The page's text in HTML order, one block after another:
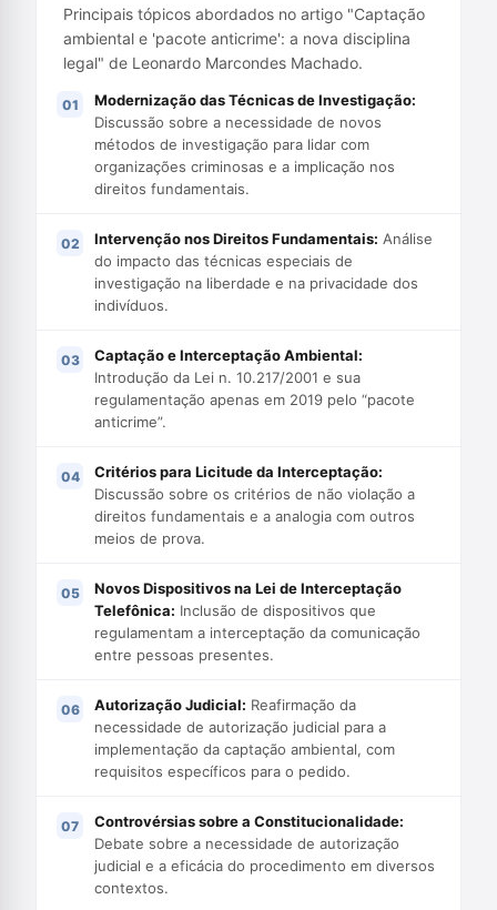
Principais tópicos abordados no artigo "Captação
ambiental e 'pacote anticrime': a nova disciplina
legal" de Leonardo Marcondes Machado.
Modernização das Técnicas de Investigação:
Discussão sobre a necessidade de novos
métodos de investigação para lidar com
organizações criminosas e a implicação nos
direitos fundamentais.
Intervenção nos Direitos Fundamentais: Análise
do impacto das técnicas especiais de
investigação na liberdade e na privacidade dos
indivíduos.
Captação e Interceptação Ambiental:
Introdução da Lei n. 10.217/2001 e sua
regulamentação apenas em 2019 pelo “pacote
anticrime”.
Critérios para Licitude da Interceptação:
Discussão sobre os critérios de não violação a
direitos fundamentais e a analogia com outros
meios de prova.
Novos Dispositivos na Lei de Interceptação
Telefônica: Inclusão de dispositivos que
regulamentam a interceptação da comunicação
entre pessoas presentes.
Autorização Judicial: Reafirmação da
necessidade de autorização judicial para a
implementação da captação ambiental, com
requisitos específicos para o pedido.
Controvérsias sobre a Constitucionalidade:
Debate sobre a necessidade de autorização
judicial e a eficácia do procedimento em diversos
contextos.